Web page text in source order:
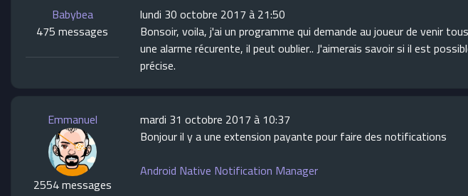
Babybea
475 messages
lundi 30 octobre 2017 à 21:50
Bonsoir, voila, j'ai un programme qui demande au joueur de venir
une alarme récurente, il peut oublier.. J'aimerais savoir si il est
précise.
Emmanuel
2554 messages
mardi 31 octobre 2017 à 10:37
Bonjour il y a une extension payante pour faire des notifications
Android Native Notification Manager